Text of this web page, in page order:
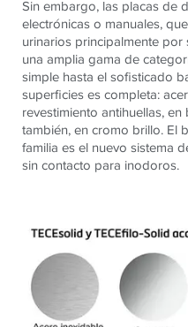
Sin embargo, las placas de
electrónicas o manuales,
urinarios principalmente
una amplia gama de
simple hasta el sofisticado
superficies es completa:
revestimiento antihuellas,
también, en cromo brillo. El
familia es el nuevo sistema
sin contacto para inodoros.